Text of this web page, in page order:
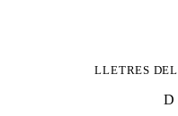
LLETRES DEL
D